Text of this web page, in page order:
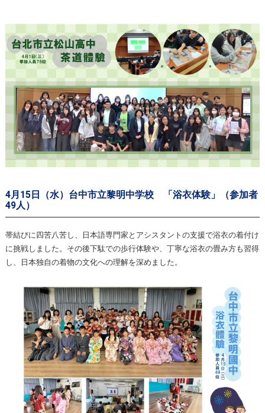
4月15日（水）台中市立黎明中学校 「浴衣体験」（参加者
49人）
帯結びに四苦八苦し、日本語専門家とアシスタントの支援で浴衣の着付け
に挑戦しました。その後下駄での歩行体験や、丁寧な浴衣の畳み方も習得
し、日本独自の着物の文化への理解を深めました。